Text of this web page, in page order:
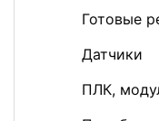
Готовые
Датчики
ПЛК,